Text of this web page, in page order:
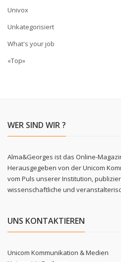
Univox
Unkategorisiert
What's your job
«Top»
WER SIND WIR ?
Alma&Georges ist das Online-
Herausgegeben von der Unicom
vom Puls unserer Institution,
wissenschaftliche und
UNS KONTAKTIEREN
Unicom Kommunikation & Medien